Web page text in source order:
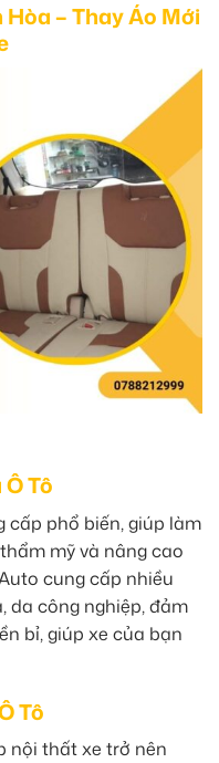
Hòa – Thay Áo Mới
Tô
cấp phổ biến, giúp làm
mỹ và nâng cao
cung cấp nhiều
da công nghiệp, đảm
bỉ, giúp xe của bạn
Tô
nội thất xe trở nên